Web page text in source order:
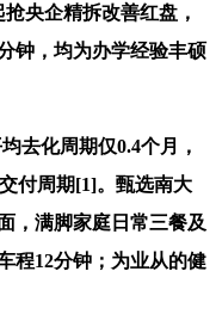
央企精拆改善红盘，
钟，均为办学经验丰硕
去化周期仅0.4个月，
付周期[1]。甄选南大
，满脚家庭日常三餐及
程12分钟；为业从的健